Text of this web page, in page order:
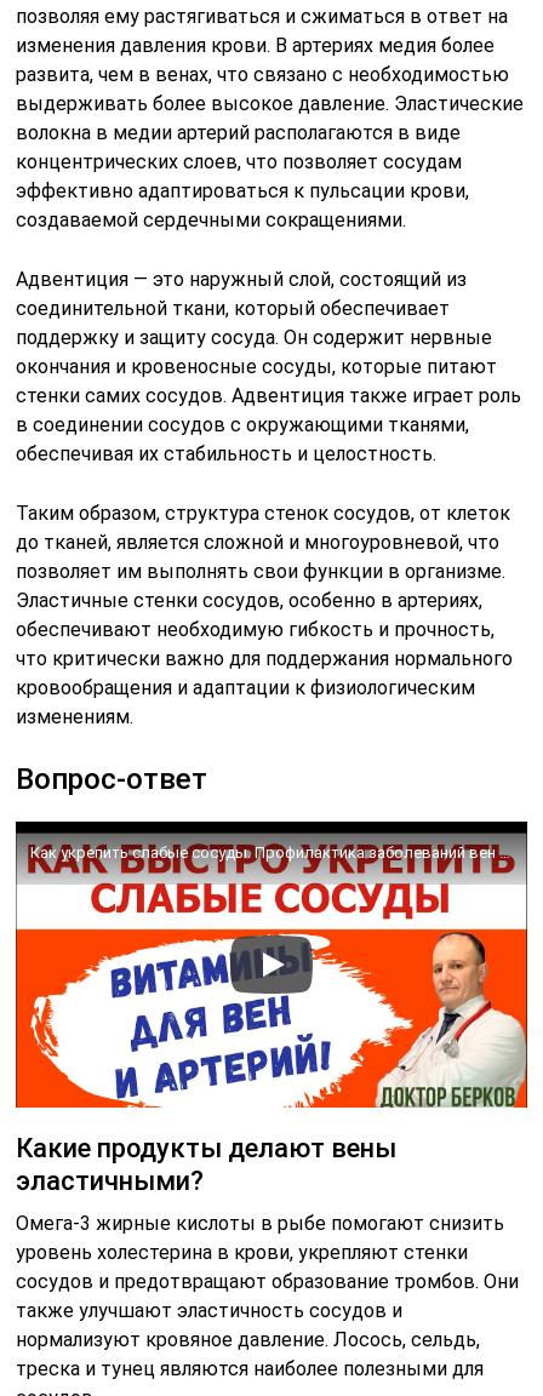
позволяя ему растягиваться и сжиматься в ответ на
изменения давления крови. В артериях медия более
развита, чем в венах, что связано с необходимостью
выдерживать более высокое давление. Эластические
волокна в медии артерий располагаются в виде
концентрических слоев, что позволяет сосудам
эффективно адаптироваться к пульсации крови,
создаваемой сердечными сокращениями.
Адвентиция — это наружный слой, состоящий из
соединительной ткани, который обеспечивает
поддержку и защиту сосуда. Он содержит нервные
окончания и кровеносные сосуды, которые питают
стенки самих сосудов. Адвентиция также играет роль
в соединении сосудов с окружающими тканями,
обеспечивая их стабильность и целостность.
Таким образом, структура стенок сосудов, от клеток
до тканей, является сложной и многоуровневой, что
позволяет им выполнять свои функции в организме.
Эластичные стенки сосудов, особенно в артериях,
обеспечивают необходимую гибкость и прочность,
что критически важно для поддержания нормального
кровообращения и адаптации к физиологическим
изменениям.
Вопрос-ответ
Как укрепить слабые сосуды. Профилактика заболеваний вен и артерий.
Какие продукты делают вены
эластичными?
Омега-3 жирные кислоты в рыбе помогают снизить
уровень холестерина в крови, укрепляют стенки
сосудов и предотвращают образование тромбов. Они
также улучшают эластичность сосудов и
нормализуют кровяное давление. Лосось, сельдь,
треска и тунец являются наиболее полезными для